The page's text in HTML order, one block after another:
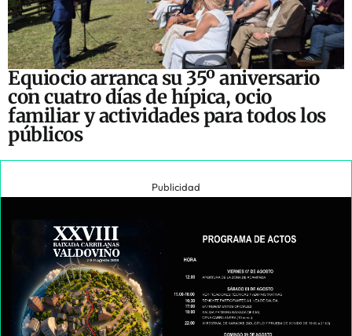
Equiocio arranca su 35º aniversario
con cuatro días de hípica, ocio
familiar y actividades para todos los
públicos
Publicidad